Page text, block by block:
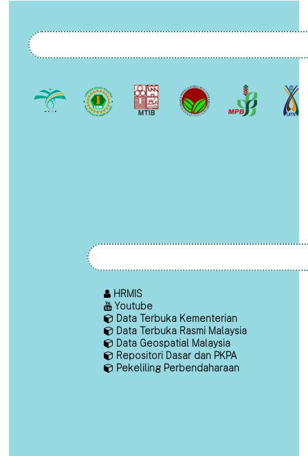
HRMIS
Youtube
Data Terbuka Kementerian
Data Terbuka Rasmi Malaysia
Data Geospatial Malaysia
Repositori Dasar dan PKPA
Pekeliling Perbendaharaan